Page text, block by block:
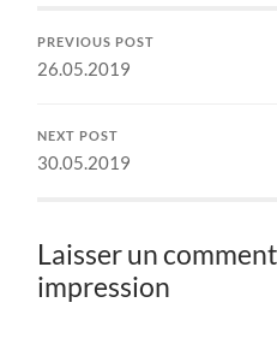
PREVIOUS POST
26.05.2019
NEXT POST
30.05.2019
Laisser un
impression